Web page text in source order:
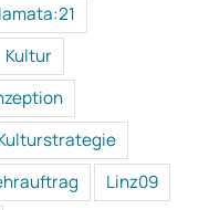
Kultur
Linz09